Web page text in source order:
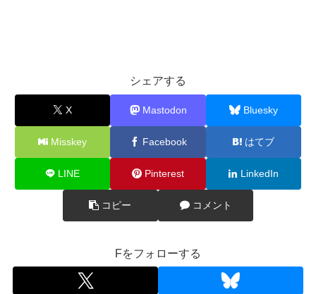
シェアする
X Mastodon Bluesky
Misskey Facebook はてブ
LINE Pinterest LinkedIn
コピー コメント
Fをフォローする